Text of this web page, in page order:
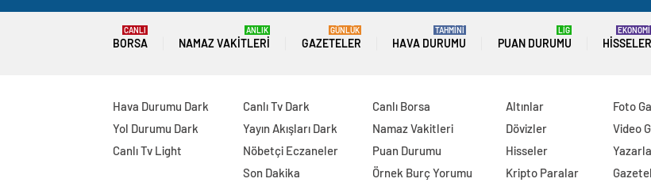
BORSA
CANLI
NAMAZ VAKITLERI
ANLIK
GAZETELER
GÜNLÜK
HAVA DURUMU
TAHMİNİ
PUAN DURUMU
LİG
HISSELER
EKONOMİ
Hava Durumu Dark
Yol Durumu Dark
Canlı Tv Light
Canlı Tv Dark
Yayın Akışları Dark
Nöbetçi Eczaneler
Son Dakika
Canlı Borsa
Namaz Vakitleri
Puan Durumu
Örnek Burç Yorumu
Altınlar
Dövizler
Hisseler
Kripto Paralar
Foto
Video